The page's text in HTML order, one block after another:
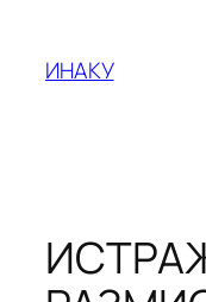
содржината
ИНАКУ